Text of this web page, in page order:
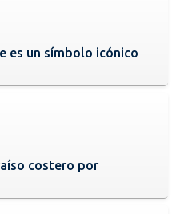
es un símbolo icónico
costero por